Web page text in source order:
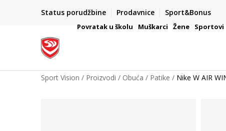
Status porudžbine Prodavnice Sport&Bonus
VAŽNO OBAVEŠTENJE ZA POTROŠAČE
Povratak u školu Muškarci Žene Sportovi
Sport Vision Proizvodi Obuća Patike Nike W AIR